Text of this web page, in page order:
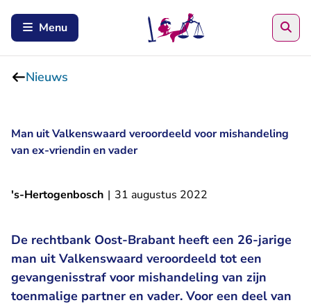
Menu
Nieuws
Man uit Valkenswaard veroordeeld voor mishandeling
van ex-vriendin en vader
's-Hertogenbosch | 31 augustus 2022
De rechtbank Oost-Brabant heeft een 26-jarige
man uit Valkenswaard veroordeeld tot een
gevangenisstraf voor mishandeling van zijn
toenmalige partner en vader. Voor een deel van